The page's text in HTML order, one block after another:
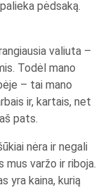
pėdsaką.
valiuta –
Todėl mano
– tai mano
ir, kartais, net
pats.
nėra ir negali
mus varžo ir riboja.
yra kaina, kurią